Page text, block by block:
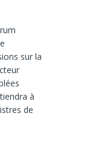
sur la
à
de